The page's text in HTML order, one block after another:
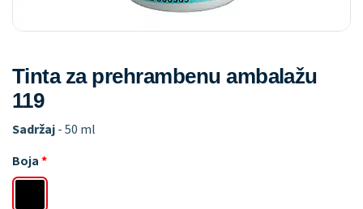
Tinta za prehrambenu ambalažu
119
Sadržaj- 50 ml
Boja